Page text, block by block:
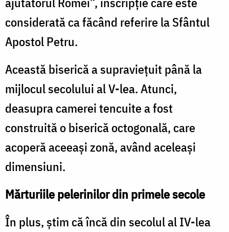
considerată ca făcând referire la Sfântul
Apostol Petru.
Această biserică a supraviețuit până la
mijlocul secolului al V-lea. Atunci,
deasupra camerei tencuite a fost
construită o biserică octogonală, care
acoperă aceeași zonă, având aceleași
dimensiuni.
Mărturiile pelerinilor din primele secole
În plus, știm că încă din secolul al IV-lea